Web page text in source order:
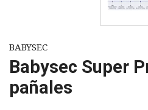
BABYSEC
Babysec Super
pañales